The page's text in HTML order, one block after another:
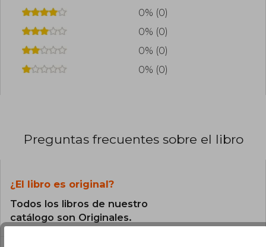
0% (0)
0% (0)
0% (0)
0% (0)
Preguntas frecuentes sobre el libro
¿El libro es original?
Todos los libros de nuestro
catálogo son Originales.